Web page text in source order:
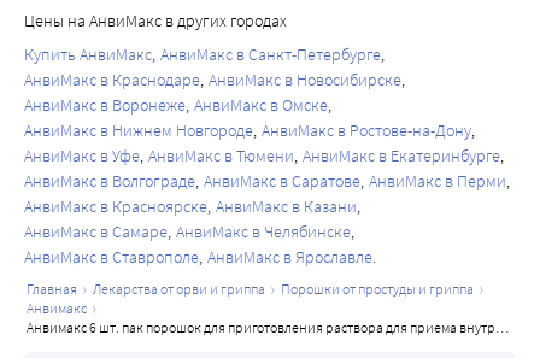
Цены на АнвиМакс в других городах
Купить АнвиМакс АнвиМакс в Санкт-Петербурге
АнвиМакс в Краснодаре АнвиМакс в Новосибирске
АнвиМакс в Воронеже АнвиМакс в Омске
АнвиМакс в Нижнем Новгороде АнвиМакс в Ростове-на-Дону
АнвиМакс в Уфе АнвиМакс в Тюмени АнвиМакс в Екатеринбурге
АнвиМакс в Волгограде АнвиМакс в Саратове АнвиМакс в Перми
АнвиМакс в Красноярске АнвиМакс в Казани
АнвиМакс в Самаре АнвиМакс в Челябинске
АнвиМакс в Ставрополе АнвиМакс в Ярославле
главная лекарства от орви и гриппа
порошки от простуды и гриппа
анвимакс
анвимакс 6 шт. пак порошок для приготовления раствора для приема внутрь /малина